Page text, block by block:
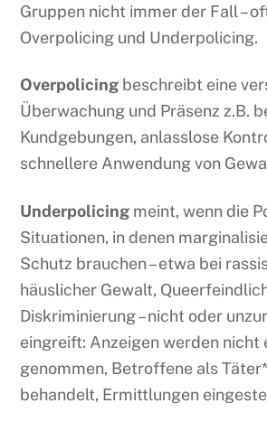
Gruppen nicht immer der Fall –
Overpolicing und Underpolicing.
Overpolicing beschreibt eine
Überwachung und Präsenz z.B.
Kundgebungen, anlasslose
schnellere Anwendung von
Underpolicing meint, wenn die
Situationen, in denen
Schutz brauchen – etwa bei
häuslicher Gewalt,
Diskriminierung – nicht oder
eingreift: Anzeigen werden nicht
genommen, Betroffene als
behandelt, Ermittlungen